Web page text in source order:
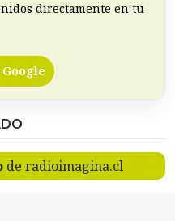
directamente en tu
de radioimagina.cl